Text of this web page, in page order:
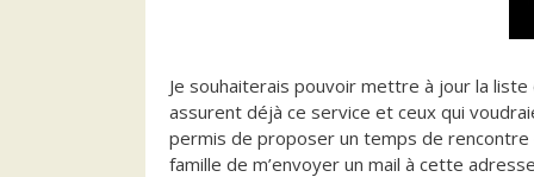
Je souhaiterais pouvoir mettre à jour la
assurent déjà ce service et ceux qui
permis de proposer un temps de rencontre
famille de m’envoyer un mail à cette